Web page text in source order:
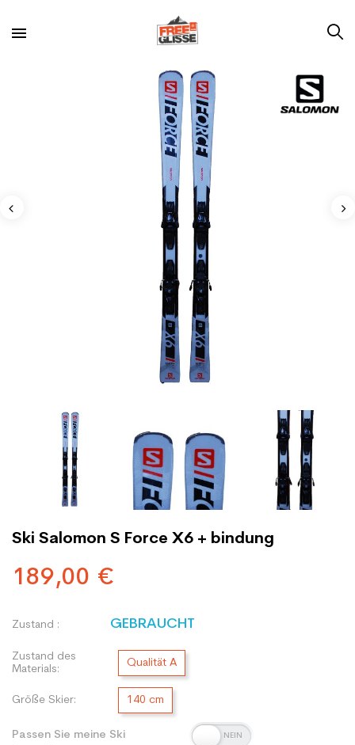
Ski Salomon S Force X6 + bindung
189,00 €
Zustand : GEBRAUCHT
Zustand des
Materials:
Qualität A
Größe Skier: 140 cm
Passen Sie meine Ski